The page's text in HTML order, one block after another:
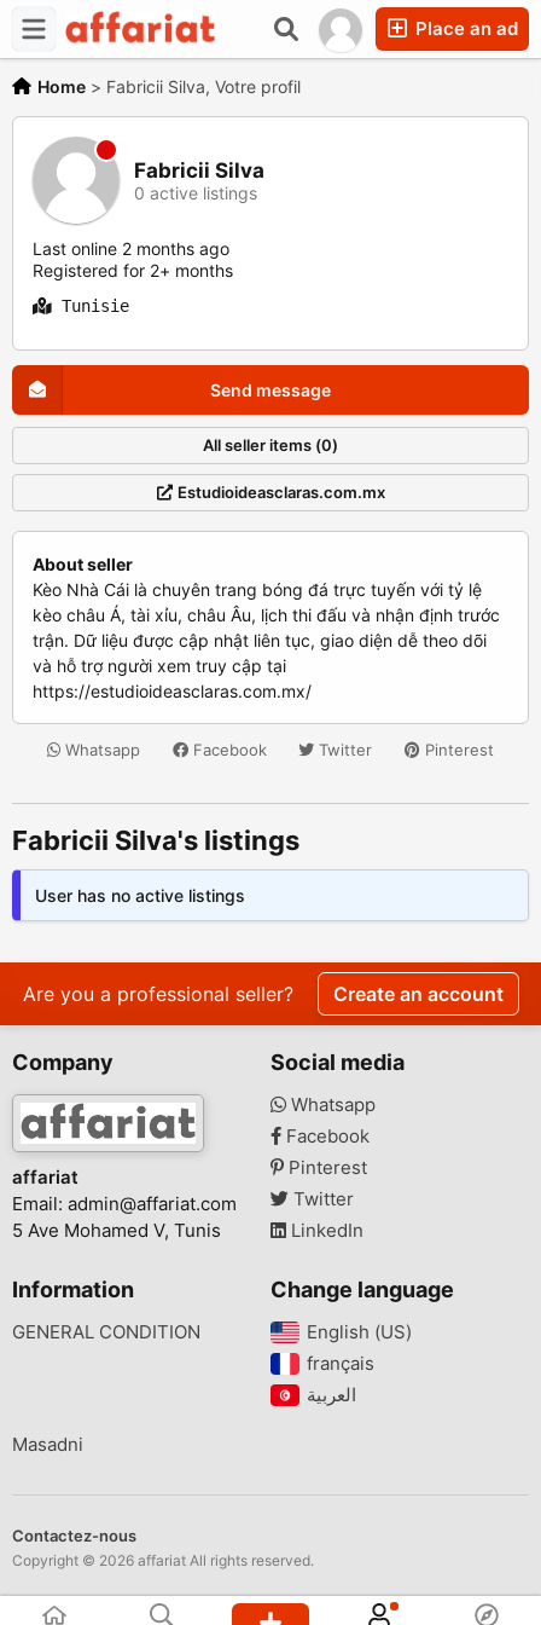
Place an ad
Home > Fabricii Silva, Votre profil
Fabricii Silva
0 active listings
Last online 2 months ago
Registered for 2+ months
Tunisie
Send message
All seller items (0)
Estudioideasclaras.com.mx
About seller
Kèo Nhà Cái là chuyên trang bóng đá trực tuyến với tỷ lệ
kèo châu Á, tài xỉu, châu Âu, lịch thi đấu và nhận định trước
trận. Dữ liệu được cập nhật liên tục, giao diện dễ theo dõi
và hỗ trợ người xem truy cập tại
https://estudioideasclaras.com.mx/
Whatsapp Facebook Twitter Pinterest
Fabricii Silva's listings
User has no active listings
Are you a professional seller? Create an account
Company
affariat
Email: admin@affariat.com
5 Ave Mohamed V, Tunis
Social media
Whatsapp
Facebook
Pinterest
Twitter
LinkedIn
Information
GENERAL CONDITION
Change language
English (US)‎
français‎
Masadni
Contactez-nous
Copyright © 2026 affariat All rights reserved.